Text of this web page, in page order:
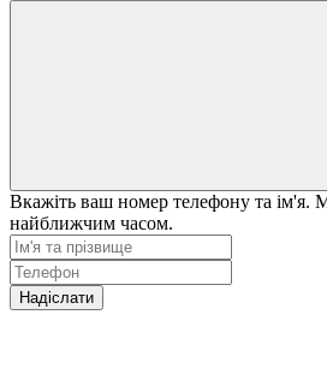
Вкажіть ваш номер телефону та ім'я.
найближчим часом.
Надіслати